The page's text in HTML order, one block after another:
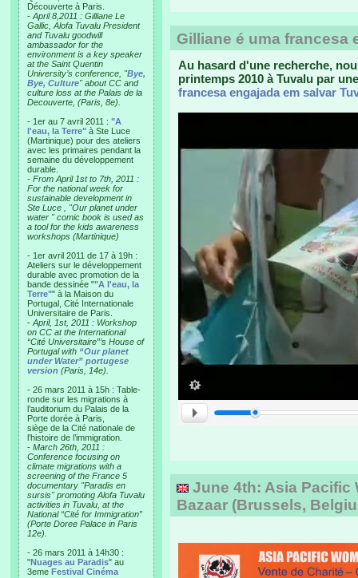
Découverte à Paris.
- April 8,2011 : Gilliane Le
Gallic, Alofa Tuvalu President
and Tuvalu goodwill
ambassador for the
environment is a key speaker
at the Saint Quentin
University’s conference, "Bye,
Bye, Culture" about CC and
culture loss at the Palais de la
Decouverte, (Paris, 8e).
- 1er au 7 avril 2011 : "A
l'eau, la Terre" à Ste Luce
(Martinique) pour des ateliers
avec les primaires pendant la
semaine du développement
durable.
- From April 1st to 7th, 2011 :
For the national week for
sustainable development in
Ste Luce , "Our planet under
water " comic book is used as
a tool for the kids awareness
workshops (Martinique)
- 1er avril 2011 de 17 à 19h :
Ateliers sur le développement
durable avec promotion de la
bande dessinée ""A l'eau, la
Terre"" à la Maison du
Portugal, Cité Internationale
Universitaire de Paris.
- April, 1st, 2011 : Workshop
on CC at the International
“Cité Universitaire”’s House of
Portugal with “Our planet
under Water” portugese
version (Paris, 14e).
- 26 mars 2011 à 15h : Table-
ronde sur les migrations à
l’auditorium du Palais de la
Porte dorée à Paris,
siège de la Cité nationale de
l’histoire de l’immigration.
- March 26th, 2011 :
Conference focusing on
climate migrations with a
screening of the France 5
documentary "Paradis en
sursis" promoting Alofa Tuvalu
activities in Tuvalu, at the
National “Cité for Immigration”
(Porte Doree Palace in Paris
12e).
- 26 mars 2011 à 14h30 :
"Nuages au Paradis" au
3eme Festival Cinéma
Gilliane é uma francesa
Au hasard d'une recherche,
printemps 2010 à Tuvalu par
francesa engajada em salvar
June 4th: Asia Pacific
Bazaar (Brussels,